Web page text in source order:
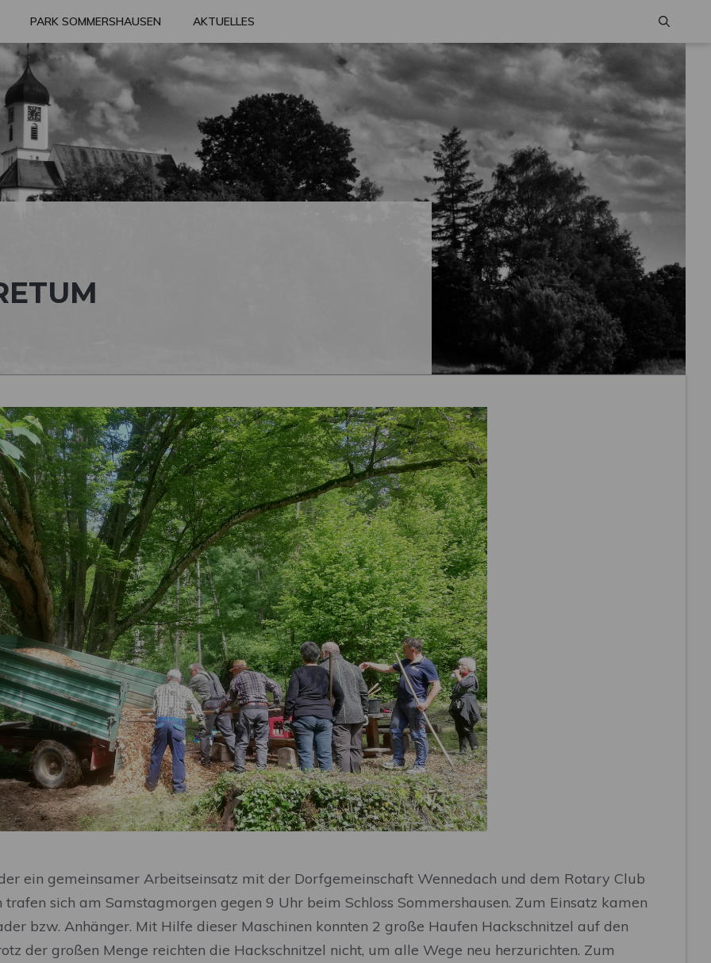
PARK SOMMERSHAUSEN AKTUELLES
ein gemeinsamer Arbeitseinsatz mit der Dorfgemeinschaft Wennedach und dem Rotary Club
sich am Samstagmorgen gegen 9 Uhr beim Schloss Sommershausen. Zum Einsatz kamen
bzw. Anhänger. Mit Hilfe dieser Maschinen konnten 2 große Haufen Hackschnitzel auf den
der großen Menge reichten die Hackschnitzel nicht, um alle Wege neu herzurichten. Zum